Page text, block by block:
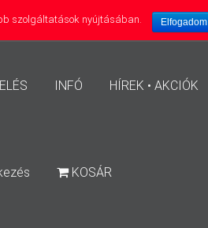
INFÓ HÍREK • AKCIÓK
KOSÁR
szolgáltatások nyújtásában. Elfogadom